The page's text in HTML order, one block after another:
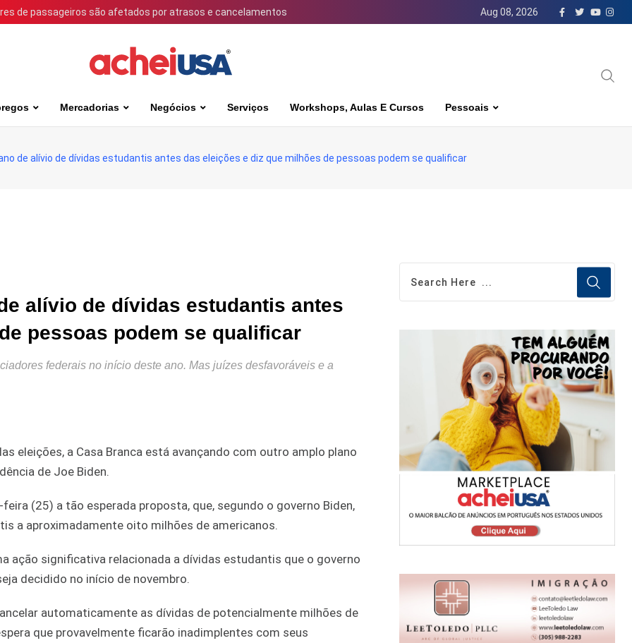
de passageiros são afetados por atrasos e cancelamentos Aug 08, 2026
Mercadorias Negócios Serviços Workshops, Aulas E Cursos Pessoais
de alívio de dívidas estudantis antes das eleições e diz que milhões de pessoas podem se qualificar
alívio de dívidas estudantis antes
pessoas podem se qualificar
federais no início deste ano. Mas juízes desfavoráveis e a
eleições, a Casa Branca está avançando com outro amplo plano
de Joe Biden.
(25) a tão esperada proposta, que, segundo o governo Biden,
a aproximadamente oito milhões de americanos.
ação significativa relacionada a dívidas estudantis que o governo
decidido no início de novembro.
automaticamente as dívidas de potencialmente milhões de
que provavelmente ficarão inadimplentes com seus